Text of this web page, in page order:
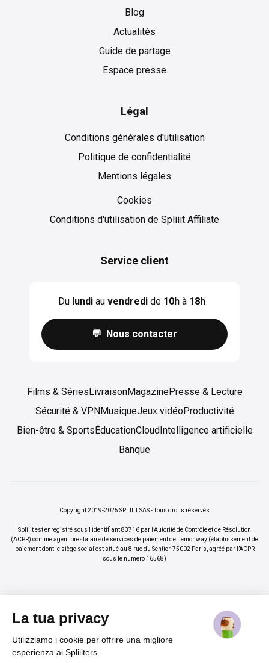
La tua privacy
Utilizziamo i cookie per offrire una migliore
esperienza ai Spliiiters.
Blog
Actualités
Guide de partage
Espace presse
Légal
Conditions générales d'utilisation
Politique de confidentialité
Mentions légales
Cookies
Cookies
Conditions d'utilisation de Spliiit Affiliate
Service client
Du lundiau vendredide 10hà 18h
💬 Nous contacter
Films & Séries LivraisonMagazinePresse & Lecture
Sécurité & VPN MusiqueJeux vidéoProductivité
Bien-être & Sports ÉducationCloud Intelligence artificielle
Banque
Copyright 2019-2025 SPLIIIT SAS - Tous droits réservés
Spliiit est enregistré sous l'identifiant 83716 par l’Autorité de Contrôle et de Résolution
(ACPR) comme agent prestataire de services de paiement de Lemonway (établissement de
paiement dont le siège social est situé au 8 rue du Sentier, 75002 Paris, agréé par l’ACPR
sous le numéro 16568)
Vos abonnements jusqu'à -70%